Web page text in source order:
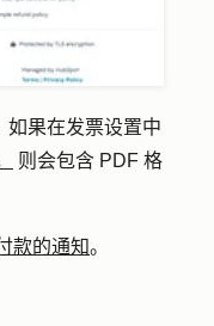
如果在发票设置中
则会包含 PDF 格
款的通知。